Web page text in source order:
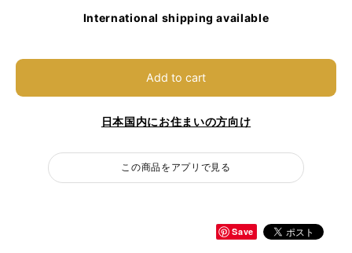
International shipping available
Add to cart
日本国内にお住まいの方向け
この商品をアプリで見る
Save